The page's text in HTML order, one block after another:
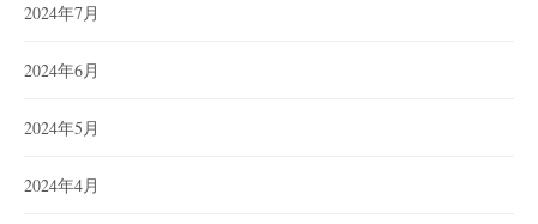
2024年7月
2024年6月
2024年5月
2024年4月